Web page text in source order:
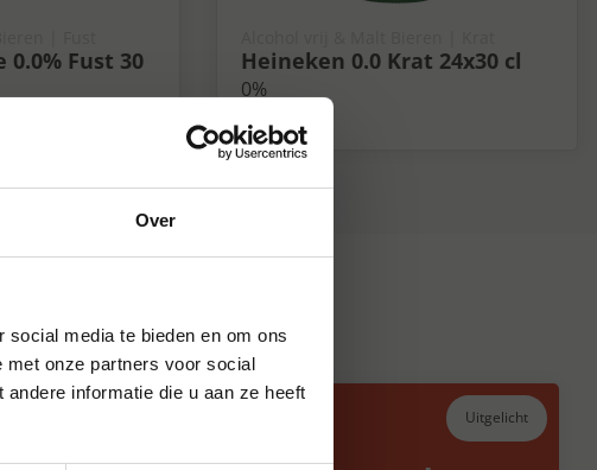
Over
media te bieden en om ons
onze partners voor social
informatie die u aan ze heeft
Fust 30
Heineken 0.0 Krat 24x30 cl
0%
Uitgelicht